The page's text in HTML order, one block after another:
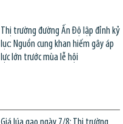
Thị trường đường Ấn Độ lập đỉnh kỷ
lục: Nguồn cung khan hiếm gây áp
lực lớn trước mùa lễ hội